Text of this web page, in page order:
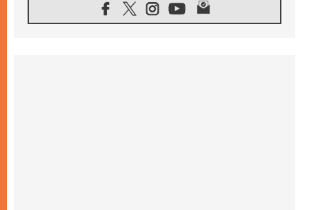
الفاتيكان يعلن برنامج الزيارة الرسولية للبابا لاوُن